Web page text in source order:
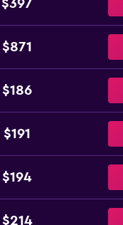
$397
$871
$186
$191
$194
$214